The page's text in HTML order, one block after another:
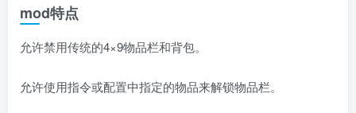
mod特点
允许禁用传统的4×9物品栏和背包。
允许使用指令或配置中指定的物品来解锁物品栏。